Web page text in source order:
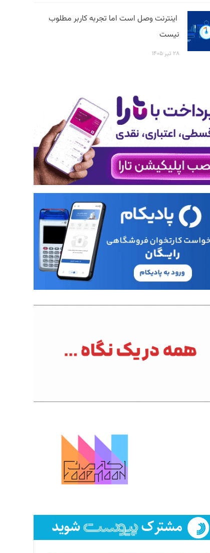
اینترنت وصل است اما تجربه کاربر مطلوب
نیست
۲۸ تیر ۱۴۰۵